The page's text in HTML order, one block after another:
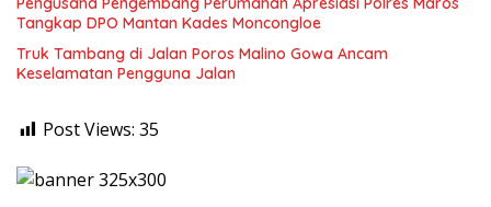
Tangkap DPO Mantan Kades Moncongloe
Truk Tambang di Jalan Poros Malino Gowa Ancam
Keselamatan Pengguna Jalan
Post Views: 35